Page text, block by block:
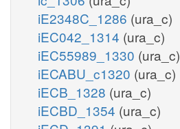
iE2348C_1286 (ura_c)
iEC042_1314 (ura_c)
iEC55989_1330 (ura_c)
iECABU_c1320 (ura_c)
iECB_1328 (ura_c)
iECBD_1354 (ura_c)